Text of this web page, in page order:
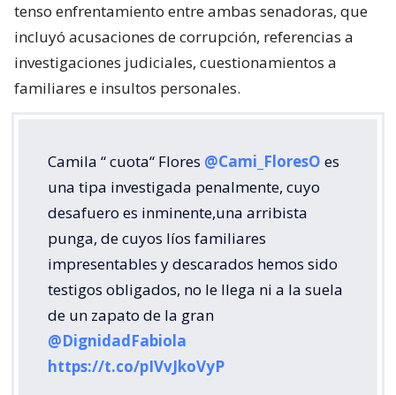
tenso enfrentamiento entre ambas senadoras, que
incluyó acusaciones de corrupción, referencias a
investigaciones judiciales, cuestionamientos a
familiares e insultos personales.
Camila “ cuota“ Flores @Cami_FloresO es
una tipa investigada penalmente, cuyo
desafuero es inminente,una arribista
punga, de cuyos líos familiares
impresentables y descarados hemos sido
testigos obligados, no le llega ni a la suela
de un zapato de la gran
@DignidadFabiola
https://t.co/pIVvJkoVyP